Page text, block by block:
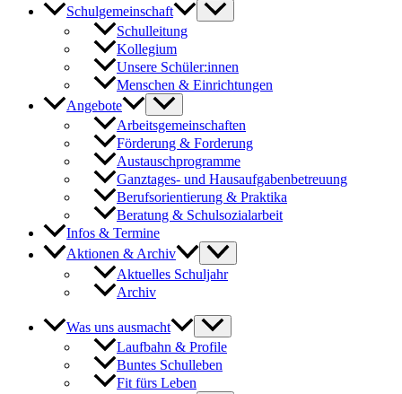
Schulgemeinschaft
Schulleitung
Kollegium
Unsere Schüler:innen
Menschen & Einrichtungen
Angebote
Arbeitsgemeinschaften
Förderung & Forderung
Austauschprogramme
Ganztages- und Hausaufgabenbetreuung
Berufsorientierung & Praktika
Beratung & Schulsozialarbeit
Infos & Termine
Aktionen & Archiv
Aktuelles Schuljahr
Archiv
Was uns ausmacht
Laufbahn & Profile
Buntes Schulleben
Fit fürs Leben